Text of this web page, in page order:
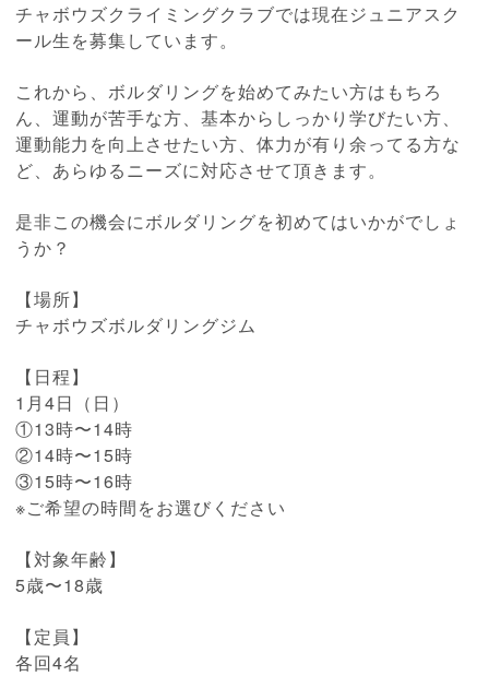
チャボウズクライミングクラブでは現在ジュニアスク
ール生を募集しています。
これから、ボルダリングを始めてみたい方はもちろ
ん、運動が苦手な方、基本からしっかり学びたい方、
運動能力を向上させたい方、体力が有り余ってる方な
ど、あらゆるニーズに対応させて頂きます。
是非この機会にボルダリングを初めてはいかがでしょ
うか？
【場所】
チャボウズボルダリングジム
【日程】
1月4日（日）
①13時〜14時
②14時〜15時
③15時〜16時
※ご希望の時間をお選びください
【対象年齢】
5歳〜18歳
【定員】
各回4名